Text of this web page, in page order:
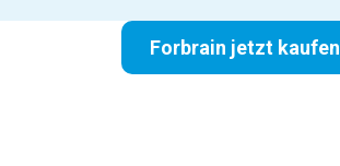
Forbrain jetzt kaufen